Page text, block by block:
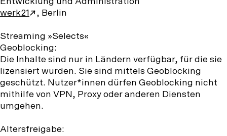
werk21
, Berlin
Streaming »Selects«
Geoblocking:
Die Inhalte sind nur in Ländern verfügbar, für die sie
lizensiert wurden. Sie sind mittels Geoblocking
geschützt. Nutzer*innen dürfen Geoblocking nicht
mithilfe von VPN, Proxy oder anderen Diensten
umgehen.
Altersfreigabe: